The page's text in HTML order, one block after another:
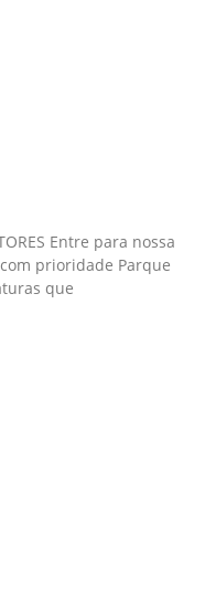
Entre para nossa
prioridade Parque
que